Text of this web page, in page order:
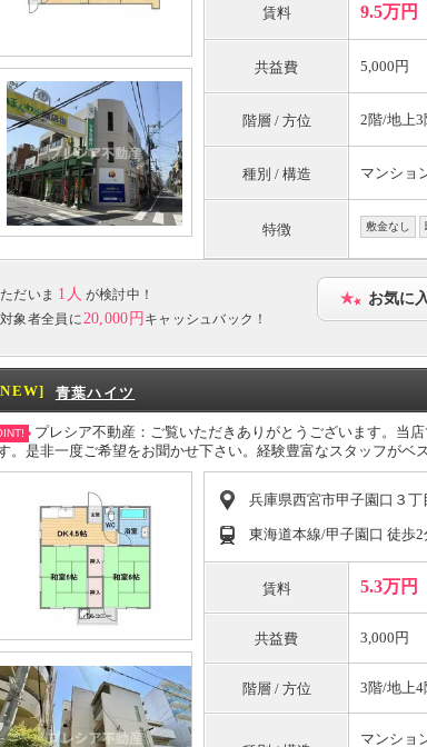
賃料 9.5万円
共益費 5,000円
階層 / 方位 2階/地上3
種別 / 構造 マンショ
特徴 敷金なし
ただいま 1人 が検討中！
対象者全員に 20,000円 キャッシュバック！
お気に
青葉ハイツ
プレシア不動産：ご覧いただきありがとうございます。当
。是非一度ご希望をお聞かせ下さい。経験豊富なスタッフがベ
兵庫県西宮市甲子園口３丁
東海道本線/甲子園口 徒歩2
賃料 5.3万円
共益費 3,000円
階層 / 方位 3階/地上4
マンショ